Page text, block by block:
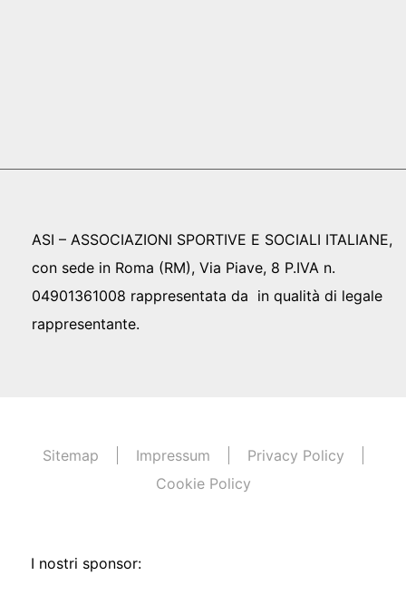
ASI – ASSOCIAZIONI SPORTIVE E SOCIALI ITALIANE,
con sede in Roma (RM), Via Piave, 8 P.IVA n.
04901361008 rappresentata da in qualità di legale
rappresentante.
Sitemap Impressum
Privacy Policy
Cookie Policy
I nostri sponsor: